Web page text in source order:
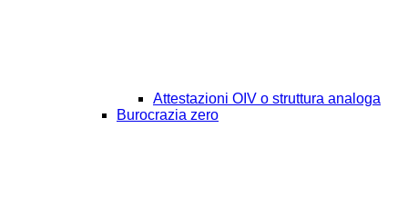
Attestazioni OIV o struttura analoga
Burocrazia zero